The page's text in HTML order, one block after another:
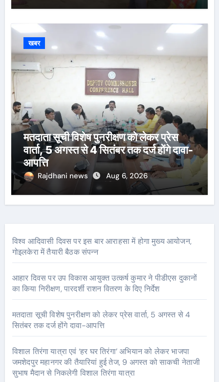
खबर
मतदाता सूची विशेष पुनरीक्षण को लेकर प्रेस
वार्ता, 5 अगस्त से 4 सितंबर तक दर्ज होंगे दावा-
आपत्ति
Rajdhani news Aug 6, 2026
विश्व आदिवासी दिवस पर इस बार आराहसा में होगा मुख्य आयोजन,
गोइलकेरा में तैयारी बैठक संपन्न
आहार दिवस पर उप विकास आयुक्त उत्कर्ष कुमार ने पीडीएस दुकानों
का किया निरीक्षण, पारदर्शी राशन वितरण के दिए निर्देश
मतदाता सूची विशेष पुनरीक्षण को लेकर प्रेस वार्ता, 5 अगस्त से 4
सितंबर तक दर्ज होंगे दावा-आपत्ति
विशाल तिरंगा यात्रा एवं ‘हर घर तिरंगा’ अभियान को लेकर भाजपा
जमशेदपुर महानगर की तैयारियां हुई तेज, 9 अगस्त को साकची नेताजी
सुभाष मैदान से निकलेगी विशाल तिरंगा यात्रा